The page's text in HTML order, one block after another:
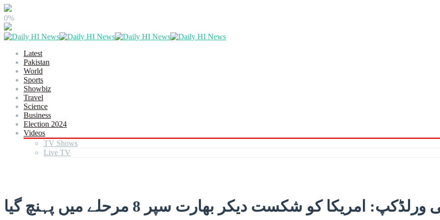
0%
Latest
Pakistan
World
Sports
Showbiz
Travel
Science
Business
Election 2024
Videos
TV Shows
Live TV
امریکا کو شکست دیکر بھارت سپر 8 مرحلے میں پہنچ گیا